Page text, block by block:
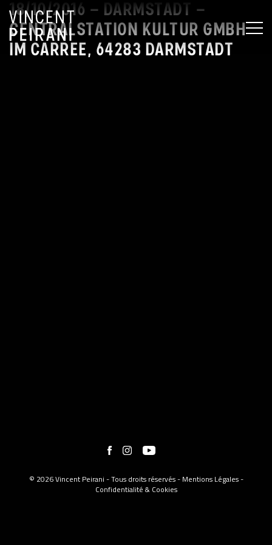
18/10/2016 – DARMSTADT –
CENTRALSTATION KULTUR GMBH
IM CARREE, 64283 DARMSTADT
© 2026 Vincent Peirani - Tous droits réservés - Mentions Légales-
Confidentialité & Cookies